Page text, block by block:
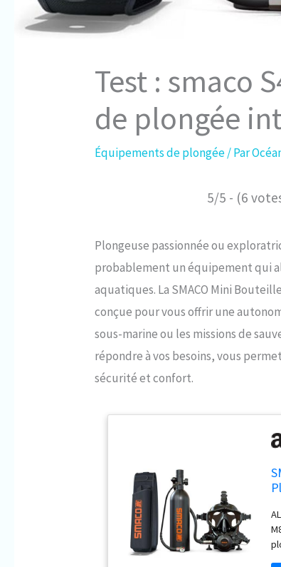
Test : smaco
de plongée
Équipements de plongée/ Par
5/5 - (6
Plongeuse passionnée ou
probablement un équipement qui
aquatiques. La SMACO Mini
conçue pour vous offrir une
sous-marine ou les missions de
répondre à vos besoins, vous
sécurité et confort.